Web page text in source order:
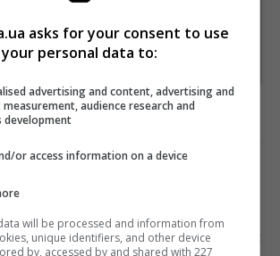
ТВ-ПРЕМ’ЄРА КОМЕДІЇ «Я, ТИ,
Наступна стаття
asks for your consent to use
your personal data to:
advertising and content, advertising and
audience research and
development
or access information on a device
will be processed and information from
unique identifiers, and other device
by, accessed by and shared with 227